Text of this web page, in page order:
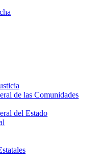
de las Comunidades
del Estado